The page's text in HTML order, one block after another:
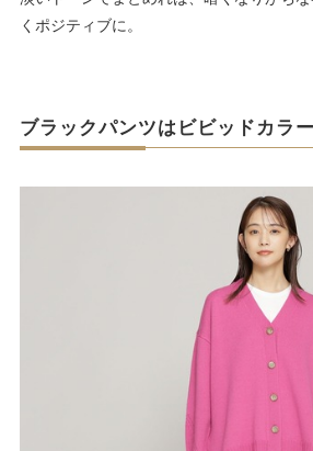
くポジティブに。
ブラックパンツはビビッドカラ